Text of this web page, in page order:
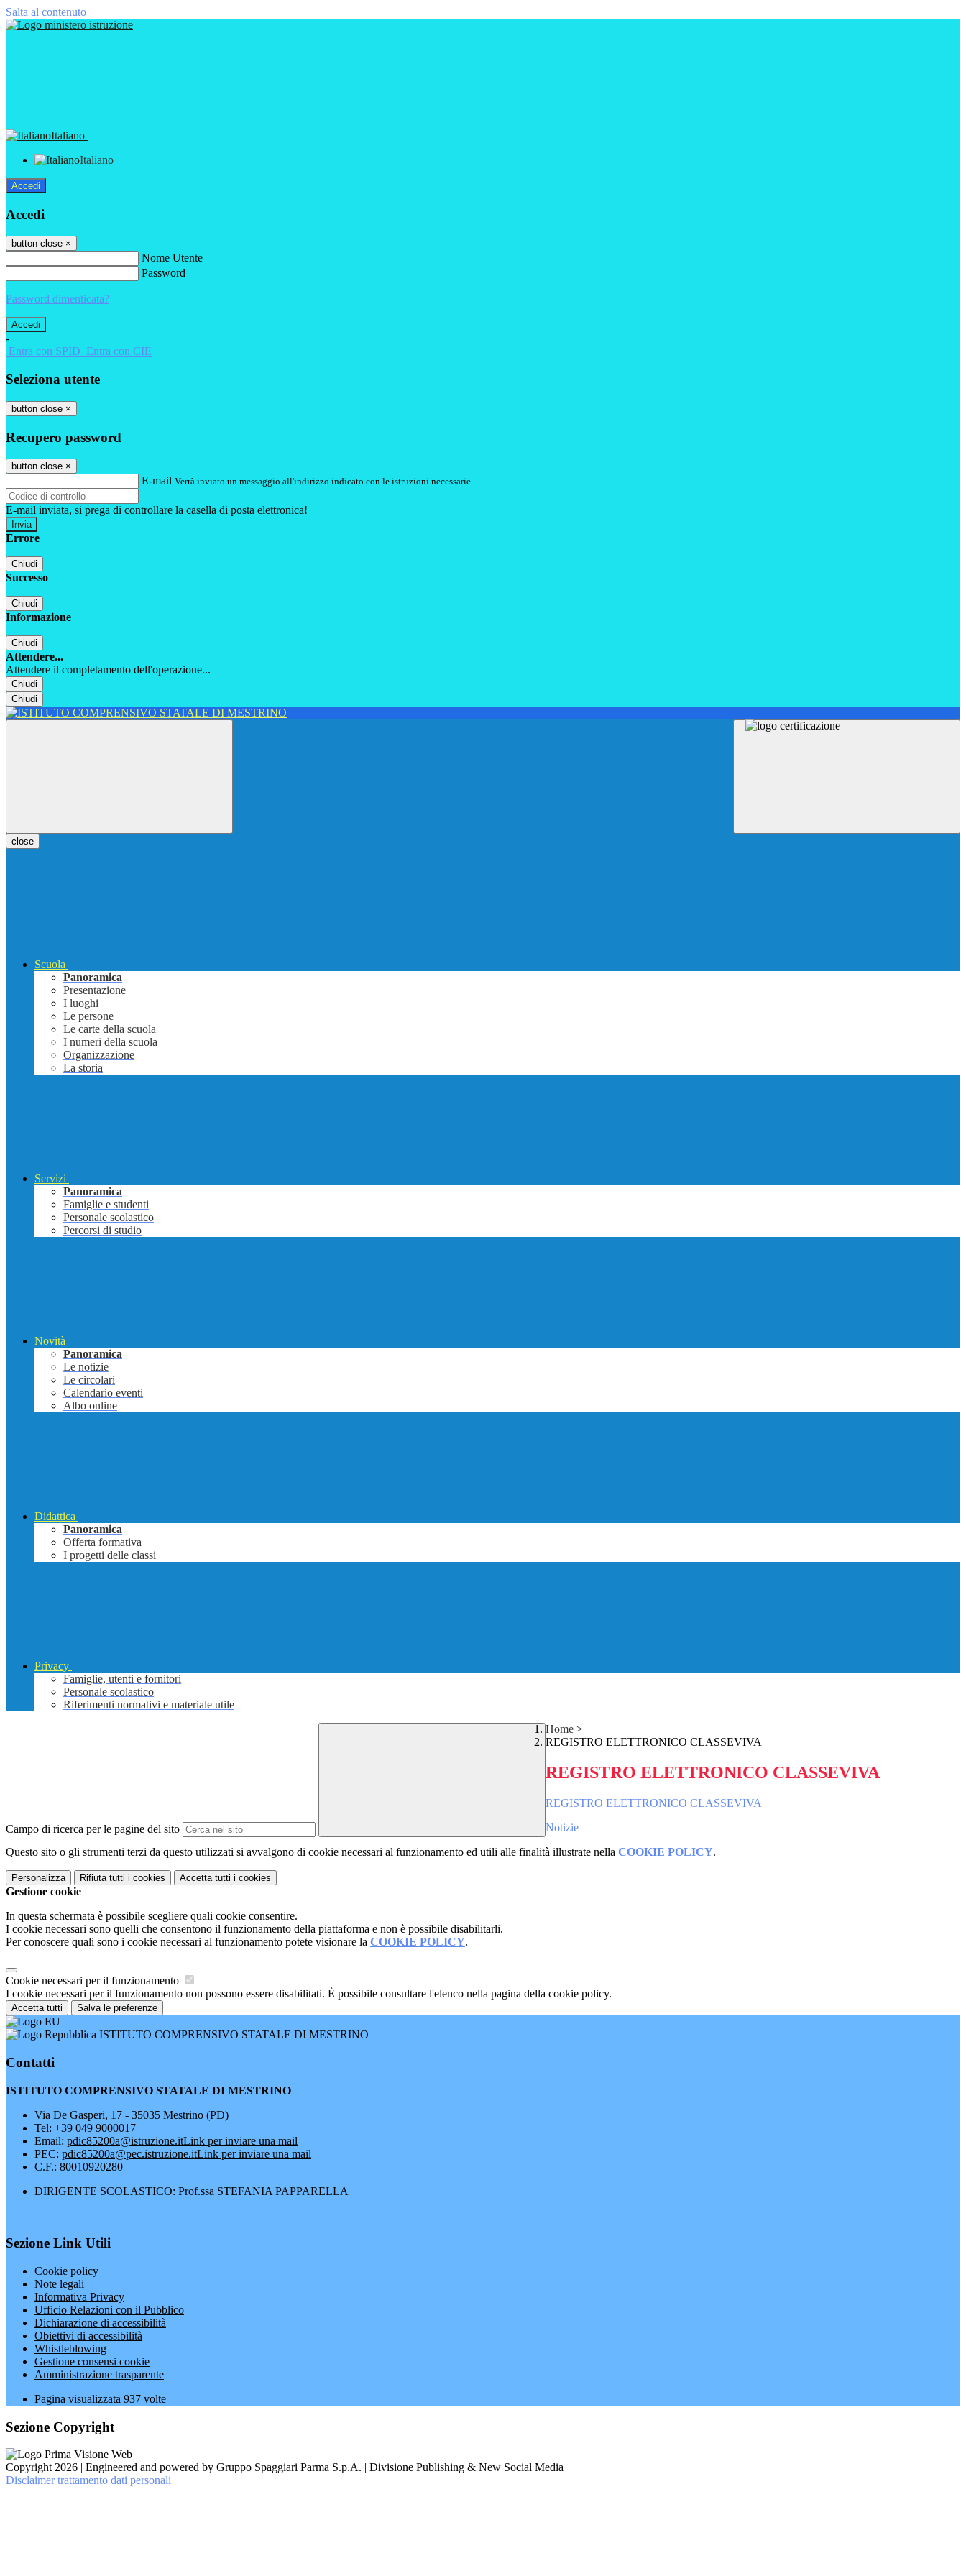
Salta al contenuto
Italiano
Italiano
Accedi
Accedi
button close ×
Nome Utente
Password
Password dimenticata?
-
Entra con SPID Entra con CIE
Seleziona utente
button close ×
Recupero password
button close ×
E-mail Verrà inviato un messaggio all'indirizzo indicato con le istruzioni necessarie.
E-mail inviata, si prega di controllare la casella di posta elettronica!
Errore
Chiudi
Successo
Chiudi
Informazione
Chiudi
Attendere...
Attendere il completamento dell'operazione...
Chiudi
Chiudi
close
Scuola
Panoramica
Presentazione
I luoghi
Le persone
Le carte della scuola
I numeri della scuola
Organizzazione
La storia
Servizi
Panoramica
Famiglie e studenti
Personale scolastico
Percorsi di studio
Novità
Panoramica
Le notizie
Le circolari
Calendario eventi
Albo online
Didattica
Panoramica
Offerta formativa
I progetti delle classi
Privacy
Famiglie, utenti e fornitori
Personale scolastico
Riferimenti normativi e materiale utile
Campo di ricerca per le pagine del sito
Home >
REGISTRO ELETTRONICO CLASSEVIVA
REGISTRO ELETTRONICO CLASSEVIVA
REGISTRO ELETTRONICO CLASSEVIVA
Notizie
Questo sito o gli strumenti terzi da questo utilizzati si avvalgono di cookie necessari al funzionamento ed utili alle finalità illustrate nella COOKIE POLICY.
Personalizza Rifiuta tutti i cookies Accetta tutti i cookies
Gestione cookie
In questa schermata è possibile scegliere quali cookie consentire.
I cookie necessari sono quelli che consentono il funzionamento della piattaforma e non è possibile disabilitarli.
Per conoscere quali sono i cookie necessari al funzionamento potete visionare la COOKIE POLICY.
Cookie necessari per il funzionamento
I cookie necessari per il funzionamento non possono essere disabilitati. È possibile consultare l'elenco nella pagina della cookie policy.
Accetta tutti Salva le preferenze
ISTITUTO COMPRENSIVO STATALE DI MESTRINO
Contatti
ISTITUTO COMPRENSIVO STATALE DI MESTRINO
Via De Gasperi, 17 - 35035 Mestrino (PD)
Tel: +39 049 9000017
Email: pdic85200a@istruzione.itLink per inviare una mail
PEC: pdic85200a@pec.istruzione.itLink per inviare una mail
C.F.: 80010920280
DIRIGENTE SCOLASTICO: Prof.ssa STEFANIA PAPPARELLA
Sezione Link Utili
Cookie policy
Note legali
Informativa Privacy
Ufficio Relazioni con il Pubblico
Dichiarazione di accessibilità
Obiettivi di accessibilità
Whistleblowing
Gestione consensi cookie
Amministrazione trasparente
Pagina visualizzata 937 volte
Sezione Copyright
Copyright 2026 | Engineered and powered by Gruppo Spaggiari Parma S.p.A. | Divisione Publishing & New Social Media
Disclaimer trattamento dati personali